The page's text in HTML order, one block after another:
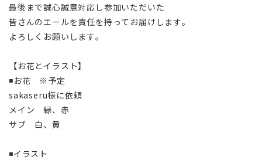
最後まで誠心誠意対応し参加いただいた
皆さんのエールを責任を持ってお届けします。
よろしくお願いします。
【お花とイラスト】
◾️お花 ※予定
sakaseru様に依頼
メイン 緑、赤
サブ 白、黄
◾️イラスト